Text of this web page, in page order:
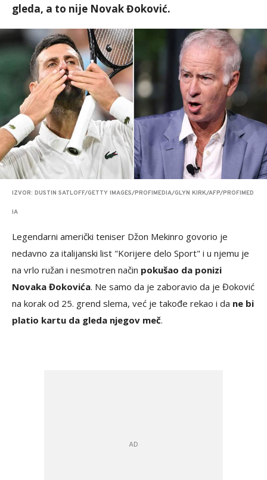
gleda, a to nije Novak Đoković.
IZVOR: DUSTIN SATLOFF/GETTY IMAGES/PROFIMEDIA/GLYN KIRK/AFP/PROFIMED
IA
Legendarni američki teniser Džon Mekinro govorio je
nedavno za italijanski list "Korijere delo Sport" i u njemu je
na vrlo ružan i nesmotren način pokušao da ponizi
Novaka Đokovića. Ne samo da je zaboravio da je Đoković
na korak od 25. grend slema, već je takođe rekao i da ne bi
platio kartu da gleda njegov meč.